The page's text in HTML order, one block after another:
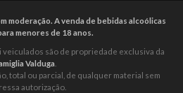
moderação. A venda de bebidas alcoólicas
menores de 18 anos.
são de propriedade exclusiva da
Valduga
total ou parcial, de qualquer material sem
autorização.